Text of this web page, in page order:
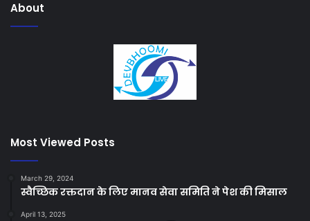
About
Most Viewed Posts
March 29, 2024
स्वैच्छिक रक्तदान के लिए मानव सेवा समिति ने पेश की मिसाल
April 13, 2025